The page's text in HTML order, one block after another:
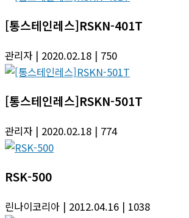
[통스테인레스]RSKN-401T
관리자 | 2020.02.18 | 750
[통스테인레스]RSKN-501T
관리자 | 2020.02.18 | 774
RSK-500
린나이코리아 | 2012.04.16 | 1038